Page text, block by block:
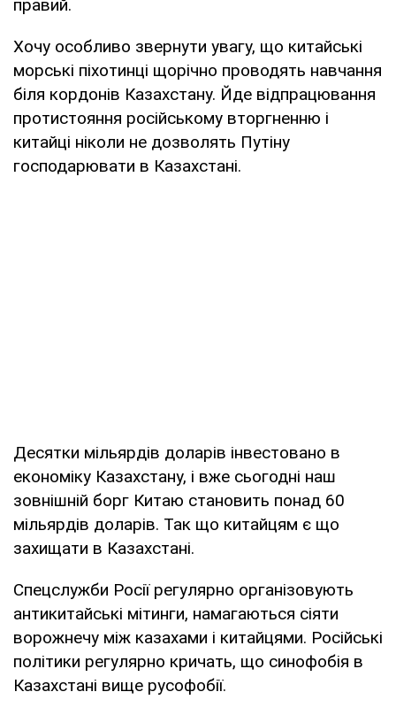
правий.
Хочу особливо звернути увагу, що китайські
морські піхотинці щорічно проводять навчання
біля кордонів Казахстану. Йде відпрацювання
протистояння російському вторгненню і
китайці ніколи не дозволять Путіну
господарювати в Казахстані.
Десятки мільярдів доларів інвестовано в
економіку Казахстану, і вже сьогодні наш
зовнішній борг Китаю становить понад 60
мільярдів доларів. Так що китайцям є що
захищати в Казахстані.
Спецслужби Росії регулярно організовують
антикитайські мітинги, намагаються сіяти
ворожнечу між казахами і китайцями. Російські
політики регулярно кричать, що синофобія в
Казахстані вище русофобії.